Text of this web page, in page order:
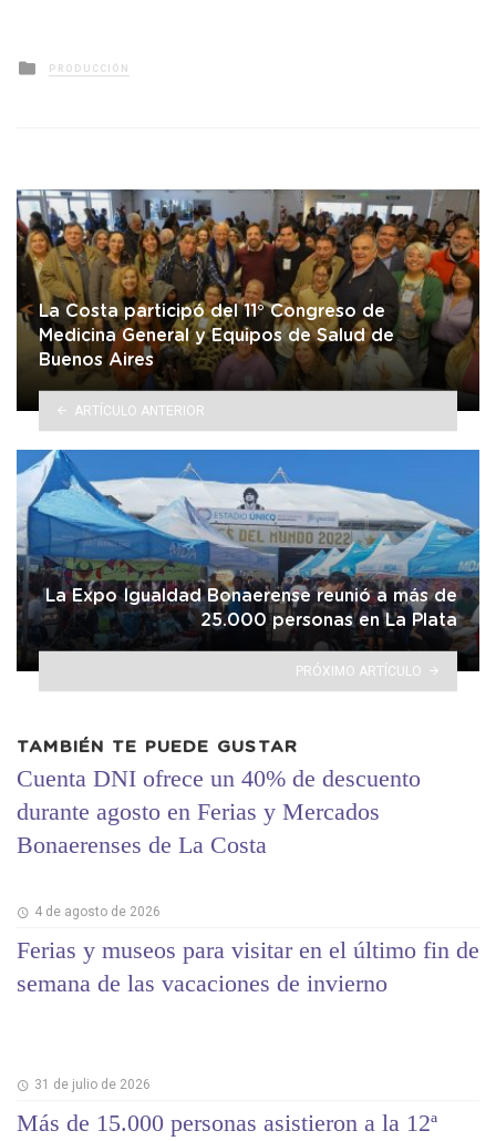
Posted
in
PRODUCCIÓN
La Costa participó del 11° Congreso de
Medicina General y Equipos de Salud de
Buenos Aires
ARTÍCULO ANTERIOR
La Expo Igualdad Bonaerense reunió a más de
25.000 personas en La Plata
PRÓXIMO ARTÍCULO
TAMBIÉN TE PUEDE GUSTAR
Cuenta DNI ofrece un 40% de descuento
durante agosto en Ferias y Mercados
Bonaerenses de La Costa
4 de agosto de 2026
Ferias y museos para visitar en el último fin de
semana de las vacaciones de invierno
31 de julio de 2026
Más de 15.000 personas asistieron a la 12ª